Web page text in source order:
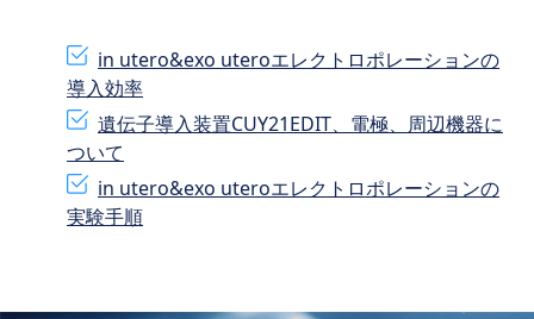
in utero&exo uteroエレクトロポレーションの
導入効率
遺伝子導入装置CUY21EDIT、電極、周辺機器に
ついて
in utero&exo uteroエレクトロポレーションの
実験手順